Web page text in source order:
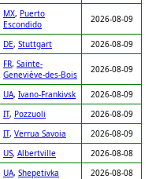
MX, Puerto
Escondido
2026-08-09
DE, Stuttgart
2026-08-09
FR, Sainte-
Geneviève-des-Bois
2026-08-09
UA, Ivano-Frankivsk
2026-08-09
IT, Pozzuoli
2026-08-09
IT, Verrua Savoia
2026-08-09
US, Albertville
2026-08-08
UA, Shepetivka
2026-08-08